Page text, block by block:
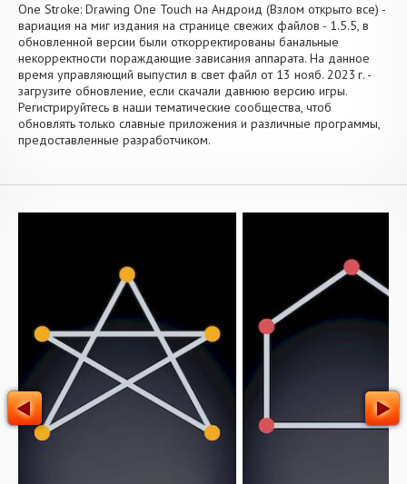
One Stroke: Drawing One Touch на Андроид (Взлом открыто все) -
вариация на миг издания на странице свежих файлов - 1.5.5, в
обновленной версии были откорректированы банальные
некорректности пораждающие зависания аппарата. На данное
время управляющий выпустил в свет файл от 13 нояб. 2023 г. -
загрузите обновление, если скачали давнюю версию игры.
Регистрируйтесь в наши тематические сообщества, чтоб
обновлять только славные приложения и различные программы,
предоставленные разработчиком.